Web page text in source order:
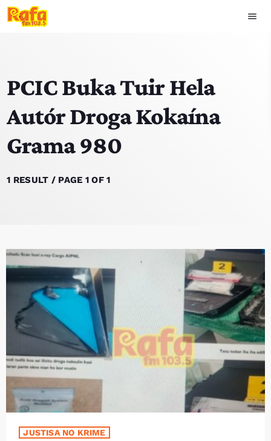
menu
play_arrow OUVIR RAFA
HOME
NOTISIA
PODCAST SIRA
PROGRAMA SIRA
VÍDEO SIRA
EVENTU SIRA
KONTAKTU SIRA
TÉTUM keyboard_arrow_down
TÉTUM
PCIC Buka Tuir Hela
Autór Droga Kokaína
Grama 980
1 RESULT / PAGE 1 OF 1
JUSTISA NO KRIME